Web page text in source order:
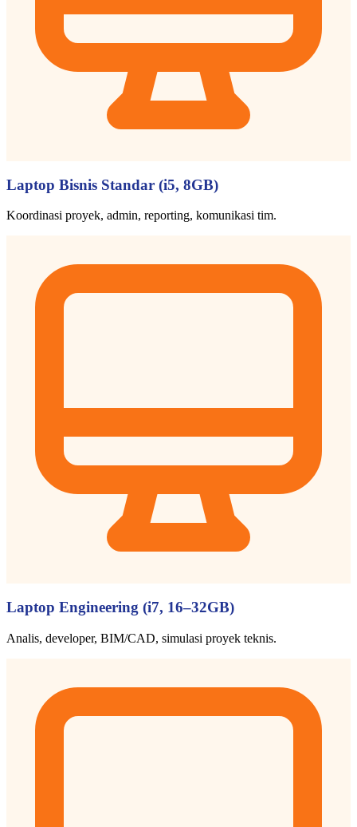
Laptop Bisnis Standar (i5, 8GB)
Koordinasi proyek, admin, reporting, komunikasi tim.
Laptop Engineering (i7, 16–32GB)
Analis, developer, BIM/CAD, simulasi proyek teknis.